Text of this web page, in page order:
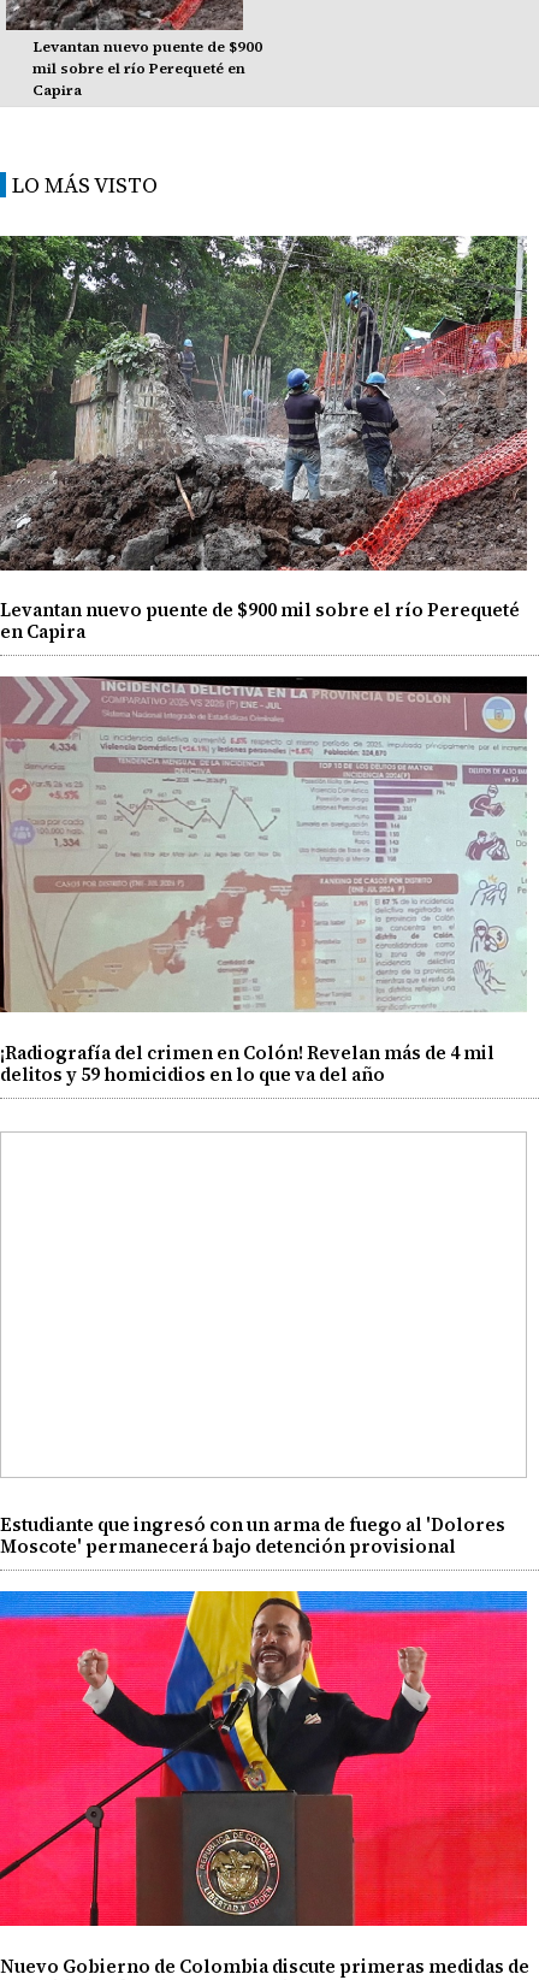
Levantan nuevo puente de $900
mil sobre el río Perequeté en
Capira
LO MÁS VISTO
Levantan nuevo puente de $900 mil sobre el río Perequeté
en Capira
¡Radiografía del crimen en Colón! Revelan más de 4 mil
delitos y 59 homicidios en lo que va del año
Estudiante que ingresó con un arma de fuego al 'Dolores
Moscote' permanecerá bajo detención provisional
Nuevo Gobierno de Colombia discute primeras medidas de